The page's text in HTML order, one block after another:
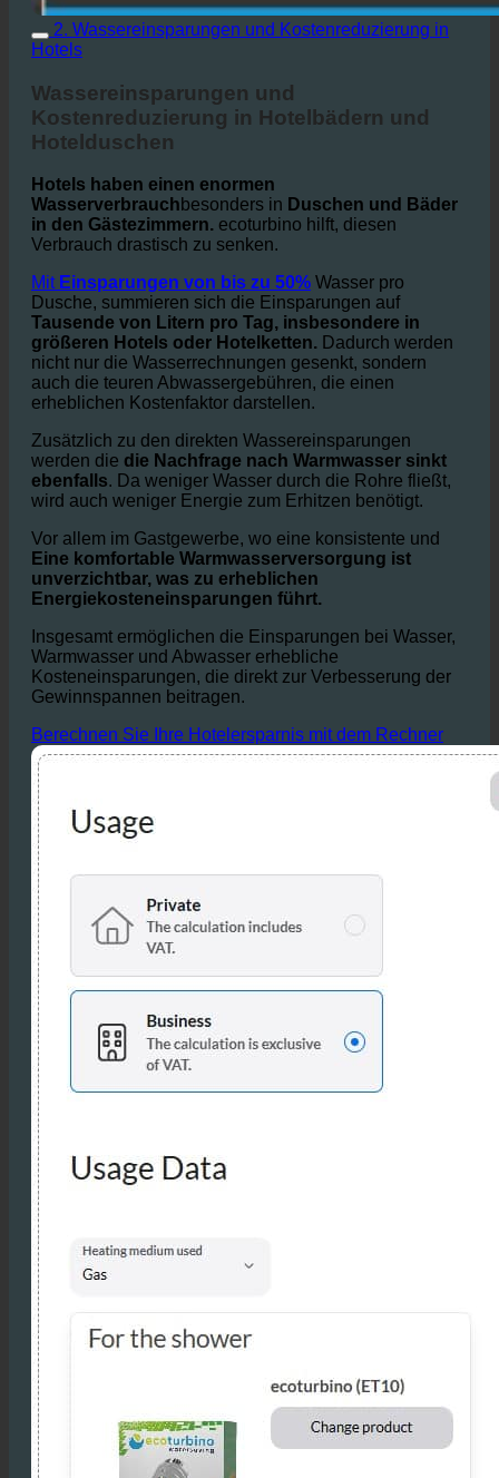
2. Wassereinsparungen und Kostenreduzierung in
Hotels
Wassereinsparungen und
Hotelduschen
Hotels haben einen enormen
in den Gästezimmern.ecoturbino hilft, diesen
Verbrauch drastisch zu senken.
MitEinsparungen von bis zu 50%Wasser pro
Dusche, summieren sich die Einsparungen auf
Tausende von Litern pro Tag, insbesondere in
größeren Hotels oder Hotelketten.
auch die teuren Abwassergebühren, die einen
erheblichen Kostenfaktor darstellen.
Zusätzlich zu den direkten Wassereinsparungen
die Nachfrage nach Warmwasser sinkt
ebenfalls . Da weniger Wasser durch die Rohre fließt,
wird auch weniger Energie zum Erhitzen benötigt.
Vor allem im Gastgewerbe, wo eine konsistente und
Eine komfortable Warmwasserversorgung ist
unverzichtbar, was zu erheblichen
Energiekosteneinsparungen führt.
Insgesamt ermöglichen die Einsparungen bei Wasser,
Warmwasser und Abwasser erhebliche
Kosteneinsparungen, die direkt zur Verbesserung der
Gewinnspannen beitragen.
Berechnen Sie Ihre Hotelersparnis mit dem Rechner